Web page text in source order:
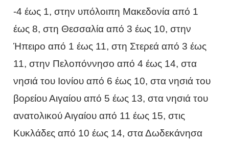
-4 έως 1, στην υπόλοιπη Μακεδονία από 1
έως 8, στη Θεσσαλία από 3 έως 10, στην
Ήπειρο από 1 έως 11, στη Στερεά από 3 έως
11, στην Πελοπόννησο από 4 έως 14, στα
νησιά του Ιονίου από 6 έως 10, στα νησιά του
βορείου Αιγαίου από 5 έως 13, στα νησιά του
ανατολικού Αιγαίου από 11 έως 15, στις
Κυκλάδες από 10 έως 14, στα Δωδεκάνησα